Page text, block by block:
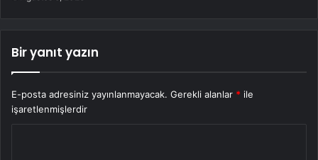
Bir yanıt yazın
E-posta adresiniz yayınlanmayacak. Gerekli alanlar * ile
işaretlenmişlerdir